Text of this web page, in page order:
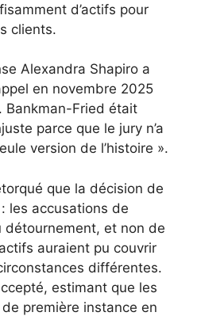
d’actifs pour
clients.
Alexandra Shapiro a
en novembre 2025
Bankman-Fried était
parce que le jury n’a
version de l’histoire ».
que la décision de
les accusations de
et non de
auraient pu couvrir
différentes.
estimant que les
première instance en